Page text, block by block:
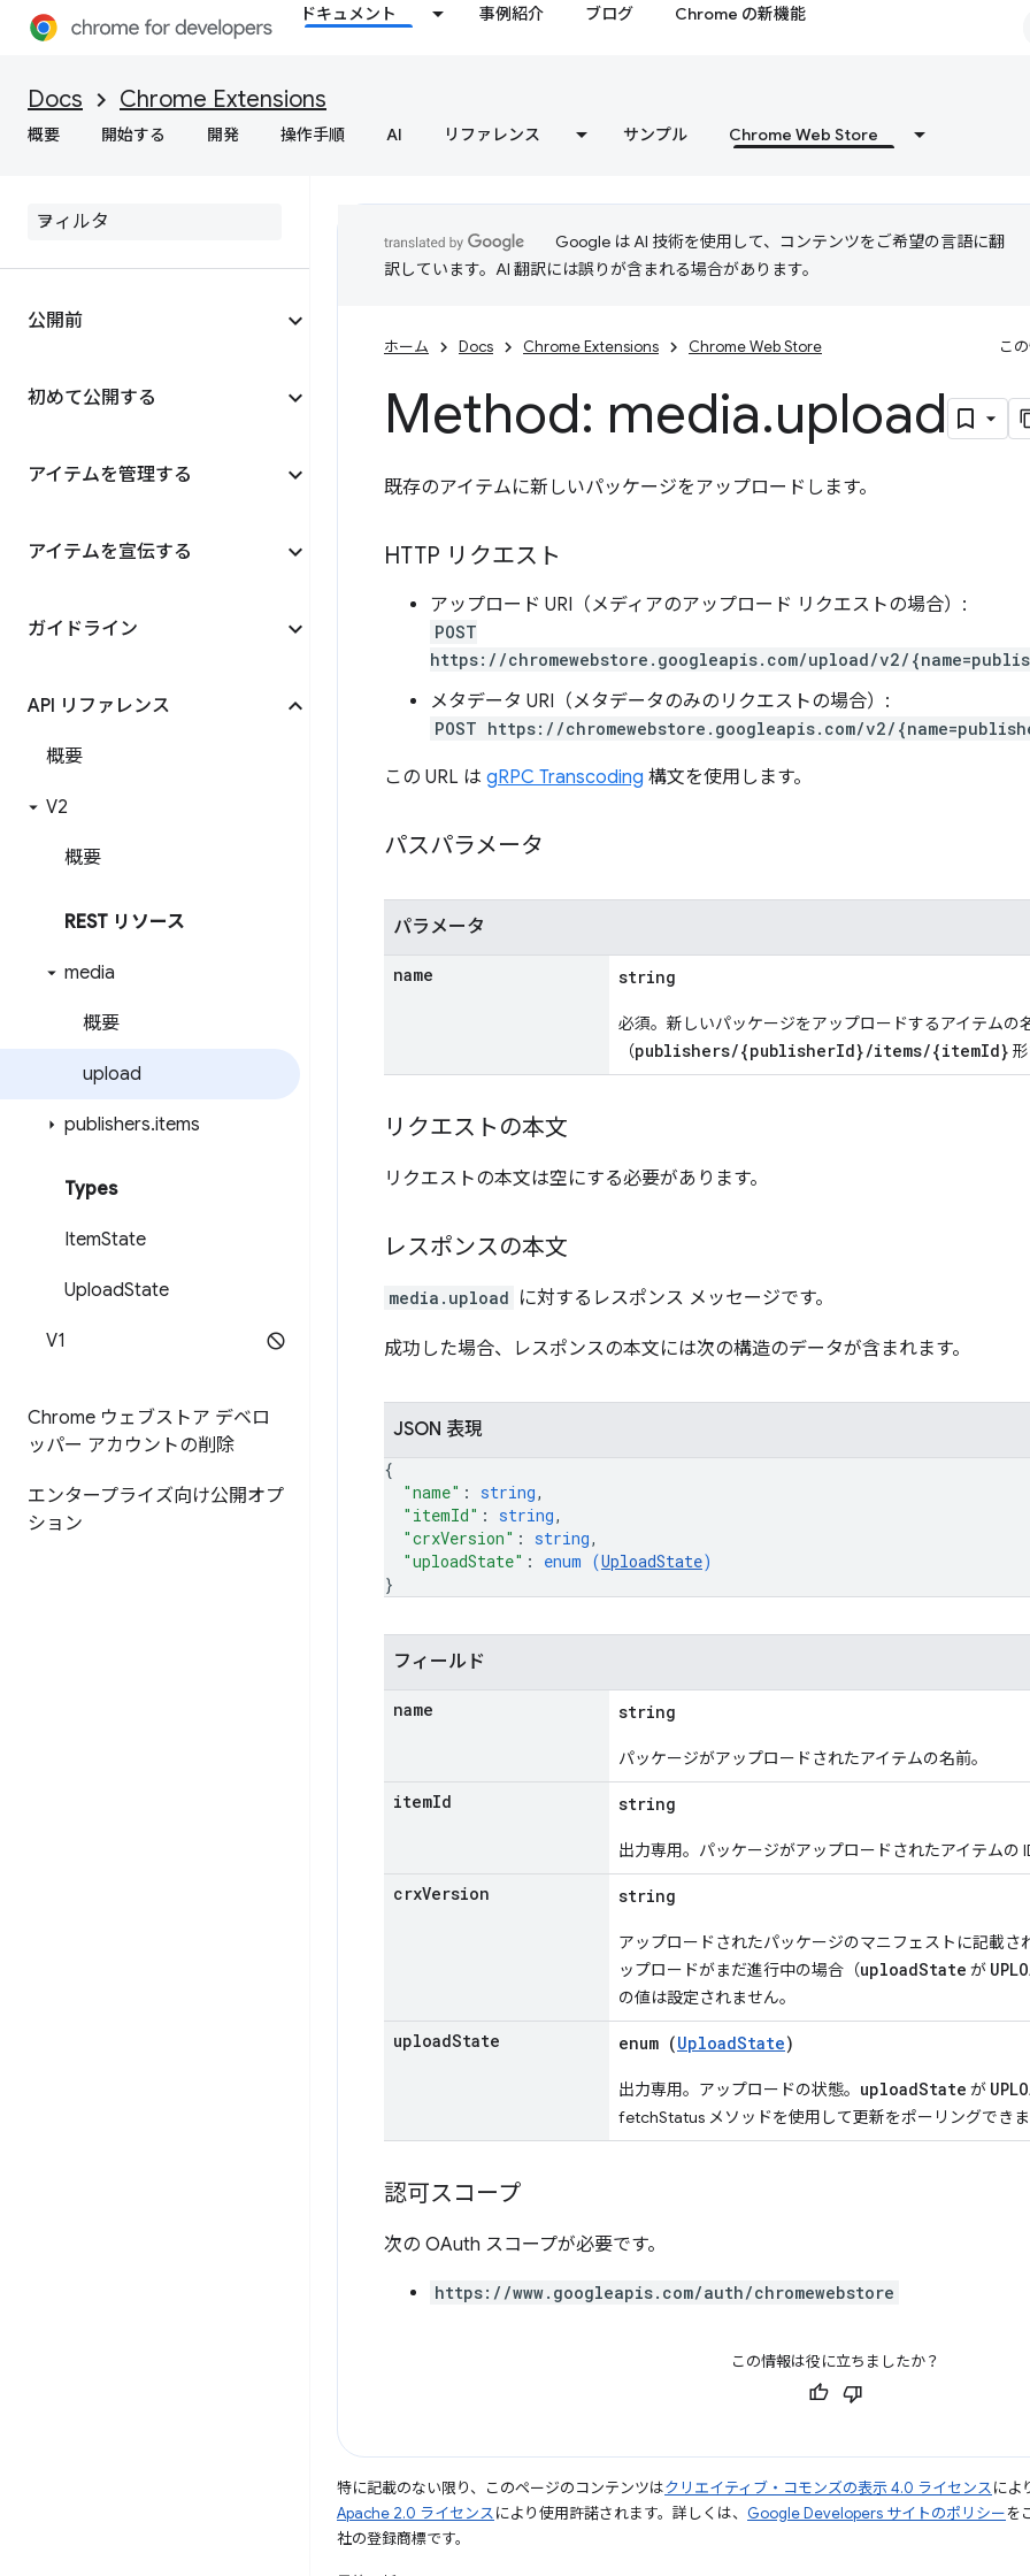
ドキュメント 事例紹介 ブログ Chrome の新機能
Docs Chrome Extensions
概要 開始する 開発 操作手順 AI リファレンス サンプル Chrome Web Store
公開前
初めて公開する
アイテムを管理する
アイテムを宣伝する
ガイドライン
API リファレンス
概要
V2
概要
REST リソース
media
概要
upload
publishers.items
Types
ItemState
UploadState
V1
Chrome ウェブストア デベロ
ッパー アカウントの削除
エンタープライズ向け公開オプ
ション
Google は AI 技術を使用して、コンテンツをご希望の言語に翻
訳しています。AI 翻訳には誤りが含まれる場合があります。
ホーム Docs Chrome Extensions Chrome Web Store こ
Method: media.upload
既存のアイテムに新しいパッケージをアップロードします。
HTTP リクエスト
アップロード URI（メディアのアップロード リクエストの場合）:
POST
https://chromewebstore.googleapis.com/upload/v2/
メタデータ URI（メタデータのみのリクエストの場合）:
POST https://chromewebstore.googleapis.com/v2/
この URL は gRPC Transcoding 構文を使用します。
パスパラメータ
パラメータ
name string
必須。新しいパッケージをアップロードするアイテムの
（publishers/{publisherId}/items/{itemId}
リクエストの本文
リクエストの本文は空にする必要があります。
レスポンスの本文
media.upload に対するレスポンス メッセージです。
成功した場合、レスポンスの本文には次の構造のデータが含まれます。
JSON 表現
{
"name" : string,
"itemId" : string,
"crxVersion" : string,
"uploadState" : enum (UploadState)
}
フィールド
name string
パッケージがアップロードされたアイテムの名前。
itemId string
出力専用。パッケージがアップロードされたアイテムの
crxVersion string
アップロードされたパッケージのマニフェストに記載さ
ップロードがまだ進行中の場合（uploadState が
の値は設定されません。
uploadState enum (UploadState)
出力専用。アップロードの状態。 uploadState が
fetchStatus メソッドを使用して更新をポーリングでき
認可スコープ
次の OAuth スコープが必要です。
https://www.googleapis.com/auth/chromewebstore
この情報は役に立ちましたか？
特に記載のない限り、このページのコンテンツはクリエイティブ・コモンズの表示 4.0 ライセンスによ
Apache 2.0 ライセンスにより使用許諾されます。詳しくは、 Google Developers サイトのポリシーを
社の登録商標です。